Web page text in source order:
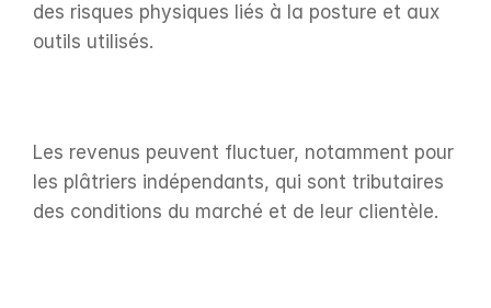
des risques physiques liés à la posture et aux
outils utilisés.
Les revenus peuvent fluctuer, notamment pour
les plâtriers indépendants, qui sont tributaires
des conditions du marché et de leur clientèle.